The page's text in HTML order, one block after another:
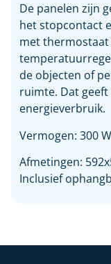
De panelen zijn
het stopcontact
met
de objecten of
ruimte. Dat
energieverbruik.
Vermogen: 300
Afmetingen:
Inclusief